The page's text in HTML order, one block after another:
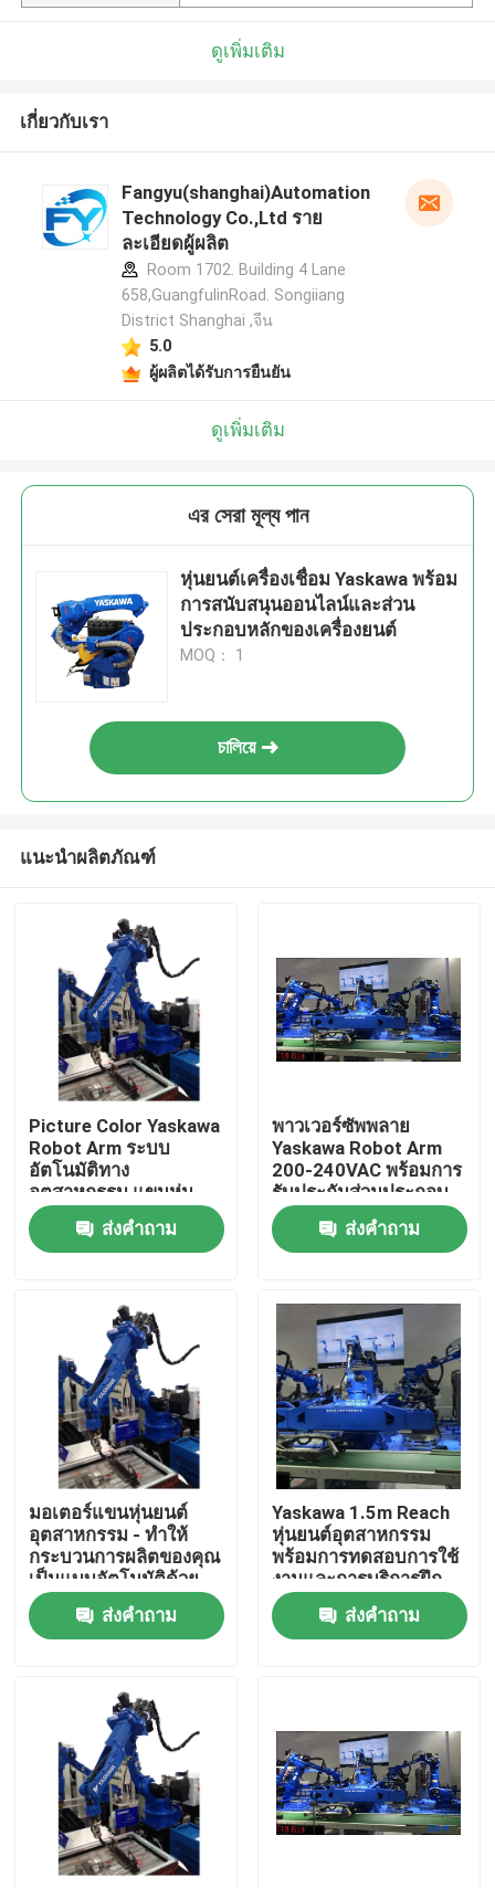
บ้าน
วิดีโอ
เกี่ยวกับเรา
ทัวร์โรงงาน
ควบคุมคุณภาพ
ข่าว
กรณี
ขอใบเสนอราคา
ดูเพิ่มเติม
เกี่ยวกับเรา
Fangyu(shanghai)Automation
Technology Co.,Ltd ราย
ละเอียดผู้ผลิต
Room 1702. Building 4 Lane
658,GuangfulinRoad. Songiiang
District Shanghai ,จีน
5.0
ผู้ผลิตได้รับการยืนยัน
ดูเพิ่มเติม
এর সেরা মূল্য পান
หุ่นยนต์เครื่องเชื่อม Yaskawa พร้อม
การสนับสนุนออนไลน์และส่วน
ประกอบหลักของเครื่องยนต์
MOQ： 1
চালিয়ে
แนะนำผลิตภัณฑ์
Picture Color Yaskawa
Robot Arm ระบบ
อัตโนมัติทาง
อุตสาหกรรม แขนหุ่น
ยนต์สำหรับการผลิตทาง
อุตสาหกรรมส่งคำถาม
พาวเวอร์ซัพพลาย
Yaskawa Robot Arm
200-240VAC พร้อมการ
รับประกันส่วนประกอบ
หลัก 1 ปี
ส่งคำถาม
มอเตอร์แขนหุ่นยนต์
อุตสาหกรรม - ทำให้
กระบวนการผลิตของคุณ
เป็นแบบอัตโนมัติด้วย
ส่วนประกอบหลัก
ส่งคำถาม
Yaskawa 1.5m Reach
หุ่นยนต์อุตสาหกรรม
พร้อมการทดสอบการใช้
งานและการบริการฝึก
อบรม
ส่งคำถาม